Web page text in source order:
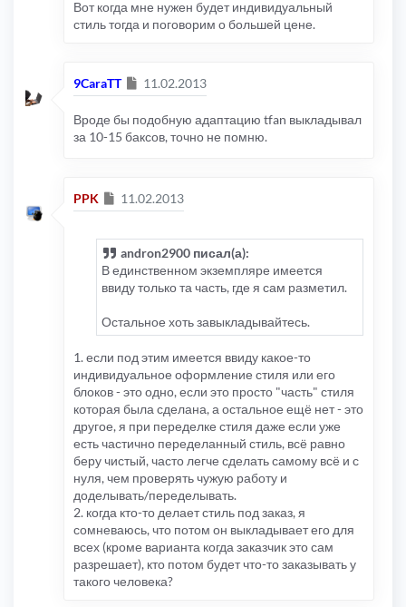
Вот когда мне нужен будет индивидуальный
стиль тогда и поговорим о большей цене.
9CaraTT Сообщение
11.02.2013
Вроде бы подобную адаптацию tfan выкладывал
за 10-15 баксов, точно не помню.
PPK Сообщение
11.02.2013
andron2900 писал(а):
В единственном экземпляре имеется
ввиду только та часть, где я сам разметил.
Остальное хоть завыкладывайтесь.
1. если под этим имеется ввиду какое-то
индивидуальное оформление стиля или его
блоков - это одно, если это просто "часть" стиля
которая была сделана, а остальное ещё нет - это
другое, я при переделке стиля даже если уже
есть частично переделанный стиль, всё равно
беру чистый, часто легче сделать самому всё и с
нуля, чем проверять чужую работу и
доделывать/переделывать.
2. когда кто-то делает стиль под заказ, я
сомневаюсь, что потом он выкладывает его для
всех (кроме варианта когда заказчик это сам
разрешает), кто потом будет что-то заказывать у
такого человека?